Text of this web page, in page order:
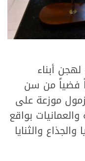
أبناء
العامه 28 رمزاً فضياً من سن
موزعة على
بواقع
للحقايق، و6 للقايا والجذاع والثنايا